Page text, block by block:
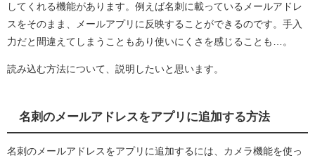
してくれる機能があります。例えば名刺に載っているメールアドレ
スをそのまま、メールアプリに反映することができるのです。手入
力だと間違えてしまうこともあり使いにくさを感じることも…。
読み込む方法について、説明したいと思います。
名刺のメールアドレスをアプリに追加する方法
名刺のメールアドレスをアプリに追加するには、カメラ機能を使っ